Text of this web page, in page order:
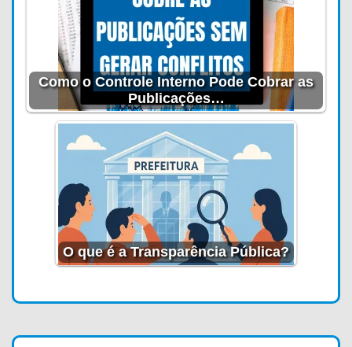
Como o Controle Interno Pode Cobrar as
Publicações…
O que é a Transparência Pública?